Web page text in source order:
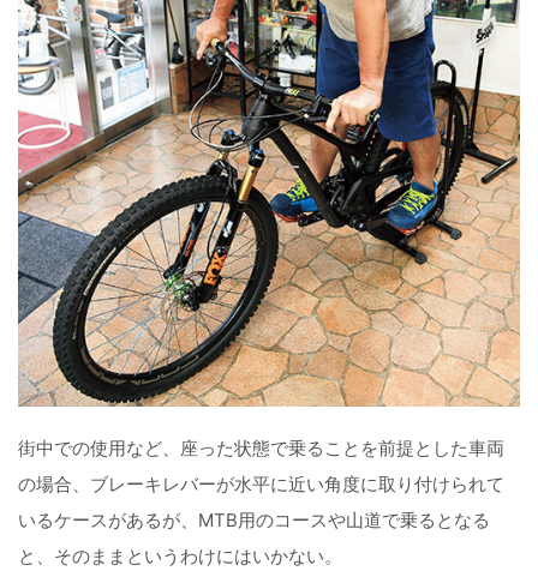
街中での使用など、座った状態で乗ることを前提とした車両
の場合、ブレーキレバーが水平に近い角度に取り付けられて
いるケースがあるが、MTB用のコースや山道で乗るとなる
と、そのままというわけにはいかない。